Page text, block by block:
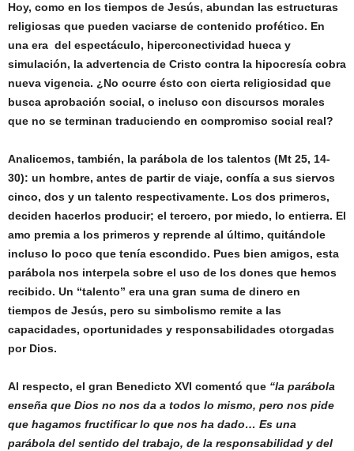
Hoy, como en los tiempos de Jesús, abundan las estructuras
religiosas que pueden vaciarse de contenido profético. En
una era del espectáculo, hiperconectividad hueca y
simulación, la advertencia de Cristo contra la hipocresía cobra
nueva vigencia. ¿No ocurre ésto con cierta religiosidad que
busca aprobación social, o incluso con discursos morales
que no se terminan traduciendo en compromiso social real?
Analicemos, también, la parábola de los talentos (Mt 25, 14-
30): un hombre, antes de partir de viaje, confía a sus siervos
cinco, dos y un talento respectivamente. Los dos primeros,
deciden hacerlos producir; el tercero, por miedo, lo entierra. El
amo premia a los primeros y reprende al último, quitándole
incluso lo poco que tenía escondido. Pues bien amigos, esta
parábola nos interpela sobre el uso de los dones que hemos
recibido. Un “talento” era una gran suma de dinero en
tiempos de Jesús, pero su simbolismo remite a las
capacidades, oportunidades y responsabilidades otorgadas
por Dios.
Al respecto, el gran Benedicto XVI comentó que “la parábola
enseña que Dios no nos da a todos lo mismo, pero nos pide
que hagamos fructificar lo que nos ha dado… Es una
parábola del sentido del trabajo, de la responsabilidad y del